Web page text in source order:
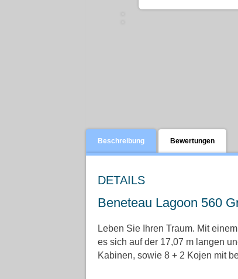
Beschreibung Bewertungen
DETAILS
Beneteau Lagoon 560
Leben Sie Ihren Traum. Mit
es sich auf der 17,07 m langen
Kabinen, sowie 8 + 2 Kojen mit